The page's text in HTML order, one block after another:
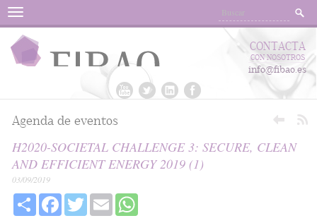
Menu
CONTACTA
CON NOSOTROS
info@fibao.es
Agenda de eventos
H2020-SOCIETAL CHALLENGE 3: SECURE, CLEAN
AND EFFICIENT ENERGY 2019 (1)
03/09/2019
Share FacebookTwitter Email